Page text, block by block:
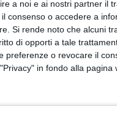
a noi e ai nostri partner il
consenso o accedere a
Si rende noto che alcuni
di opporti a tale
preferenze o revocare il
in fondo alla pagina
delle
nelle azioni di
del Made in Italy”.
italiana riunita nella
delegato